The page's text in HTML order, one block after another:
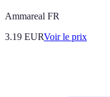
Ammareal FR
3.19 EURVoir le prix